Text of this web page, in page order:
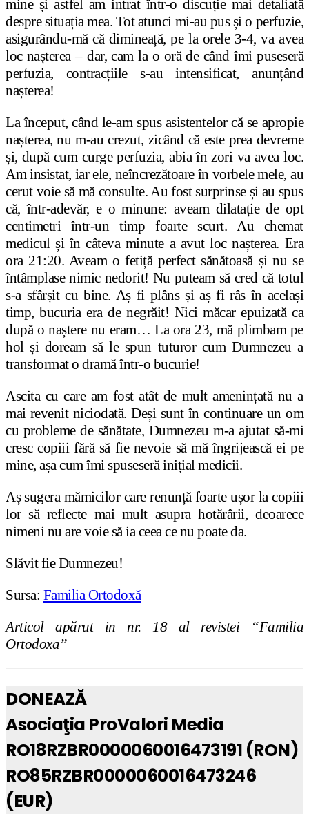
mine și astfel am intrat într-o discuție mai detaliată
despre situația mea. Tot atunci mi-au pus și o perfuzie,
asigurându-mă că dimineață, pe la orele 3-4, va avea
loc nașterea – dar, cam la o oră de când îmi puseseră
perfuzia, contracțiile s-au intensificat, anunțând
nașterea!
La început, când le-am spus asistentelor că se apropie
nașterea, nu m-au crezut, zicând că este prea devreme
și, după cum curge perfuzia, abia în zori va avea loc.
Am insistat, iar ele, neîncrezătoare în vorbele mele, au
cerut voie să mă consulte. Au fost surprinse și au spus
că, într-adevăr, e o minune: aveam dilatație de opt
centimetri într-un timp foarte scurt. Au chemat
medicul și în câteva minute a avut loc nașterea. Era
ora 21:20. Aveam o fetiță perfect sănătoasă și nu se
întâmplase nimic nedorit! Nu puteam să cred că totul
s-a sfârșit cu bine. Aș fi plâns și aș fi râs în același
timp, bucuria era de negrăit! Nici măcar epuizată ca
după o naștere nu eram… La ora 23, mă plimbam pe
hol și doream să le spun tuturor cum Dumnezeu a
transformat o dramă într-o bucurie!
Ascita cu care am fost atât de mult amenințată nu a
mai revenit niciodată. Deși sunt în continuare un om
cu probleme de sănătate, Dumnezeu m-a ajutat să-mi
cresc copiii fără să fie nevoie să mă îngrijească ei pe
mine, așa cum îmi spuseseră inițial medicii.
Aș sugera mămicilor care renunță foarte ușor la copiii
lor să reflecte mai mult asupra hotărârii, deoarece
nimeni nu are voie să ia ceea ce nu poate da.
Slăvit fie Dumnezeu!
Sursa: Familia Ortodoxă
Articol apărut in nr. 18 al revistei “Familia
Ortodoxa”
DONEAZĂ
Asociaţia ProValori Media
RO18RZBR0000060016473191 (RON)
RO85RZBR0000060016473246
(EUR)